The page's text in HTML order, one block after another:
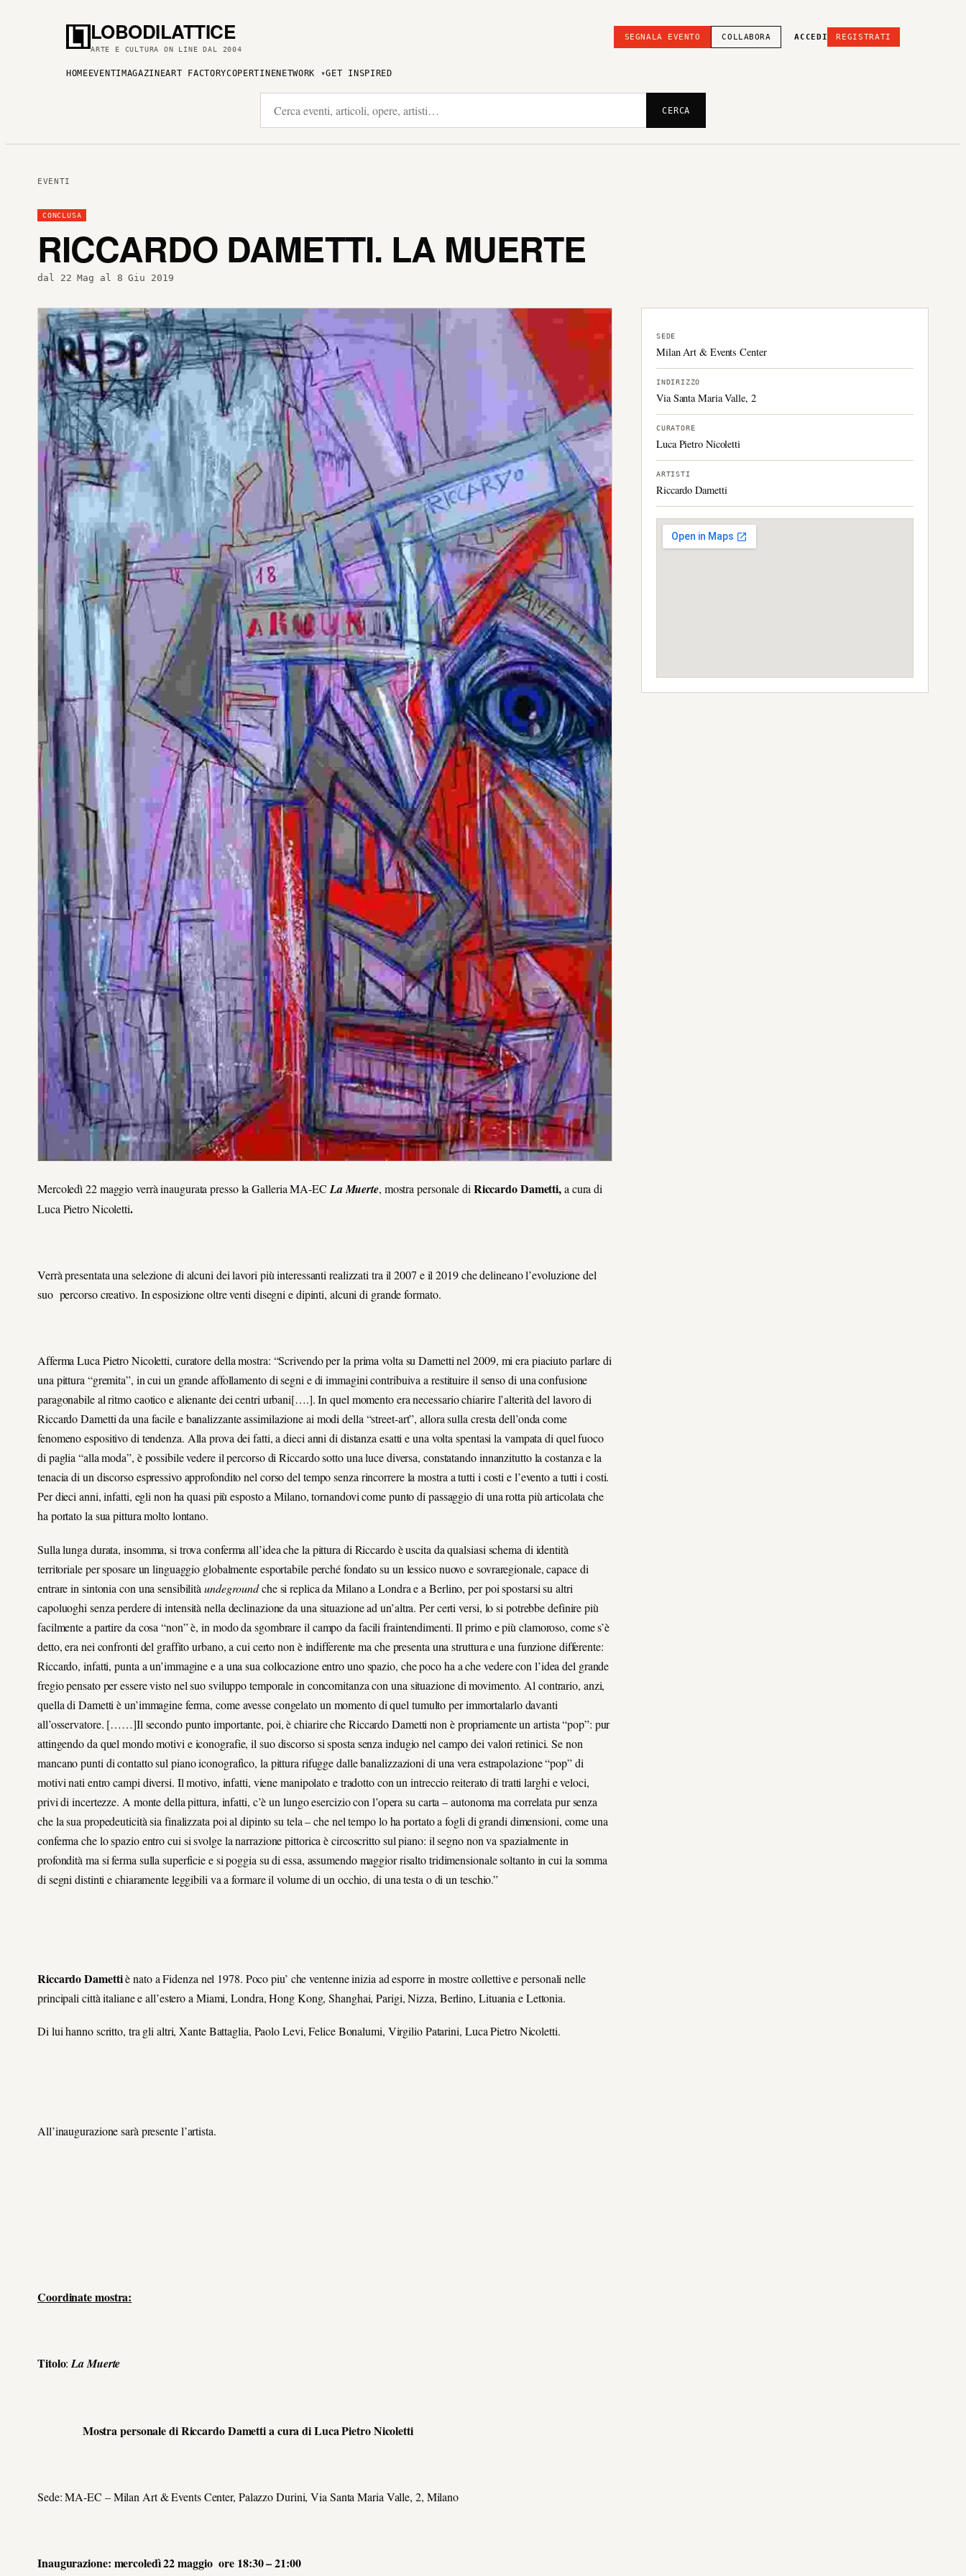
LOBODILATTICE
ARTE E CULTURA ON LINE DAL 2004
SEGNALA EVENTO COLLABORA ACCEDI REGISTRATI
HOME EVENTI MAGAZINEART FACTORYCOPERTINENETWORK GET INSPIRED
CERCA
EVENTI
CONCLUSA
RICCARDO DAMETTI. LA MUERTE
dal 22 Mag al 8 Giu 2019
Mercoledì 22 maggio verrà inaugurata presso la Galleria MA-EC La Muerte, mostra personale di Riccardo Dametti,a cura di
Luca Pietro Nicoletti.
Verrà presentata una selezione di alcuni dei lavori più interessanti realizzati tra il 2007 e il 2019 che delineano l’evoluzione del
suo percorso creativo. In esposizione oltre venti disegni e dipinti, alcuni di grande formato.
Afferma Luca Pietro Nicoletti, curatore della mostra: “Scrivendo per la prima volta su Dametti nel 2009, mi era piaciuto parlare di
una pittura “gremita”, in cui un grande affollamento di segni e di immagini contribuiva a restituire il senso di una confusione
paragonabile al ritmo caotico e alienante dei centri urbani[….]. In quel momento era necessario chiarire l’alterità del lavoro di
Riccardo Dametti da una facile e banalizzante assimilazione ai modi della “street-art”, allora sulla cresta dell’onda come
fenomeno espositivo di tendenza. Alla prova dei fatti, a dieci anni di distanza esatti e una volta spentasi la vampata di quel fuoco
di paglia “alla moda”, è possibile vedere il percorso di Riccardo sotto una luce diversa, constatando innanzitutto la costanza e la
tenacia di un discorso espressivo approfondito nel corso del tempo senza rincorrere la mostra a tutti i costi e l’evento a tutti i costi.
Per dieci anni, infatti, egli non ha quasi più esposto a Milano, tornandovi come punto di passaggio di una rotta più articolata che
ha portato la sua pittura molto lontano.
Sulla lunga durata, insomma, si trova conferma all’idea che la pittura di Riccardo è uscita da qualsiasi schema di identità
territoriale per sposare un linguaggio globalmente esportabile perché fondato su un lessico nuovo e sovraregionale, capace di
entrare in sintonia con una sensibilità undegroundche si replica da Milano a Londra e a Berlino, per poi spostarsi su altri
capoluoghi senza perdere di intensità nella declinazione da una situazione ad un’altra. Per certi versi, lo si potrebbe definire più
facilmente a partire da cosa “non” è, in modo da sgombrare il campo da facili fraintendimenti. Il primo e più clamoroso, come s’è
detto, era nei confronti del graffito urbano, a cui certo non è indifferente ma che presenta una struttura e una funzione differente:
Riccardo, infatti, punta a un’immagine e a una sua collocazione entro uno spazio, che poco ha a che vedere con l’idea del grande
fregio pensato per essere visto nel suo sviluppo temporale in concomitanza con una situazione di movimento. Al contrario, anzi,
quella di Dametti è un’immagine ferma, come avesse congelato un momento di quel tumulto per immortalarlo davanti
all’osservatore. [……]Il secondo punto importante, poi, è chiarire che Riccardo Dametti non è propriamente un artista “pop”: pur
attingendo da quel mondo motivi e iconografie, il suo discorso si sposta senza indugio nel campo dei valori retinici. Se non
mancano punti di contatto sul piano iconografico, la pittura rifugge dalle banalizzazioni di una vera estrapolazione “pop” di
motivi nati entro campi diversi. Il motivo, infatti, viene manipolato e tradotto con un intreccio reiterato di tratti larghi e veloci,
privi di incertezze. A monte della pittura, infatti, c’è un lungo esercizio con l’opera su carta – autonoma ma correlata pur senza
che la sua propedeuticità sia finalizzata poi al dipinto su tela – che nel tempo lo ha portato a fogli di grandi dimensioni, come una
conferma che lo spazio entro cui si svolge la narrazione pittorica è circoscritto sul piano: il segno non va spazialmente in
profondità ma si ferma sulla superficie e si poggia su di essa, assumendo maggior risalto tridimensionale soltanto in cui la somma
di segni distinti e chiaramente leggibili va a formare il volume di un occhio, di una testa o di un teschio.”
Riccardo Damettiè nato a Fidenza nel 1978. Poco piu’ che ventenne inizia ad esporre in mostre collettive e personali nelle
principali città italiane e all’estero a Miami, Londra, Hong Kong, Shanghai, Parigi, Nizza, Berlino, Lituania e Lettonia.
Di lui hanno scritto, tra gli altri, Xante Battaglia, Paolo Levi, Felice Bonalumi, Virgilio Patarini, Luca Pietro Nicoletti.
All’inaugurazione sarà presente l’artista.
Coordinate mostra:
Titolo:La Muerte
Mostra personale di Riccardo Dametti a cura di Luca Pietro Nicoletti
Sede: MA-EC – Milan Art & Events Center, Palazzo Durini, Via Santa Maria Valle, 2, Milano
Inaugurazione: mercoledì 22 maggio ore 18:30 – 21:00
SEDE
Milan Art & Events Center
INDIRIZZO
Via Santa Maria Valle, 2
CURATORE
Luca Pietro Nicoletti
ARTISTI
Riccardo Dametti